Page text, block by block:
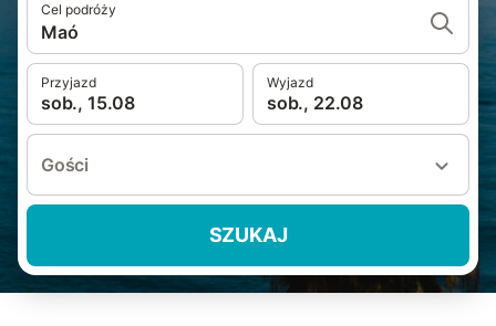
Cel podróży
Maó
Przyjazd
sob., 15.08
Wyjazd
sob., 22.08
Gości
SZUKAJ